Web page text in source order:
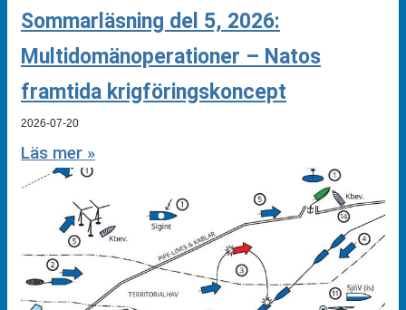
Sommarläsning del 5, 2026:
Multidomänoperationer – Natos
framtida krigföringskoncept
2026-07-20
Läs mer »